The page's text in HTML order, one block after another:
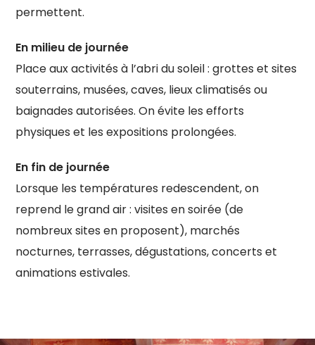
permettent.
En milieu de journée
Place aux activités à l’abri du soleil : grottes et sites
souterrains, musées, caves, lieux climatisés ou
baignades autorisées. On évite les efforts
physiques et les expositions prolongées.
En fin de journée
Lorsque les températures redescendent, on
reprend le grand air : visites en soirée (de
nombreux sites en proposent), marchés
nocturnes, terrasses, dégustations, concerts et
animations estivales.